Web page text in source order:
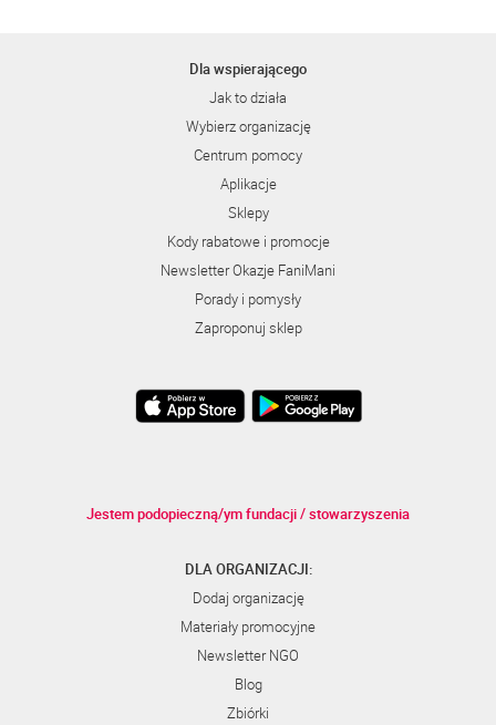
Dla wspierającego
Jak to działa
Wybierz organizację
Centrum pomocy
Aplikacje
Sklepy
Kody rabatowe i promocje
Newsletter Okazje FaniMani
Porady i pomysły
Zaproponuj sklep
Jestem podopieczną/ym fundacji / stowarzyszenia
DLA ORGANIZACJI:
Dodaj organizację
Materiały promocyjne
Newsletter NGO
Blog
Zbiórki